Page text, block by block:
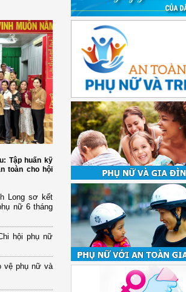
Tập huấn kỹ
toàn cho hội
Long sơ kết
nữ 6 tháng
hội phụ nữ
vệ phụ nữ và